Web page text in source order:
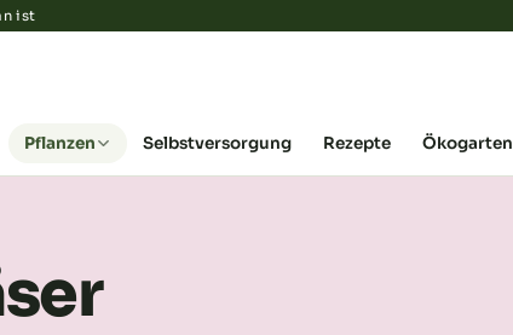
ist
Pflanzen Selbstversorgung Rezepte Ökogarten